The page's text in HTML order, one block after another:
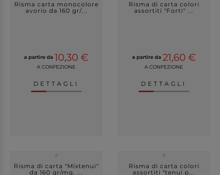
Risma carta monocolore
avorio da 160 gr/...
a partire da 10,30 €
A CONFEZIONE
DETTAGLI
Risma di carta colori
assortiti "Forti" ...
a partire da 21,60 €
A CONFEZIONE
DETTAGLI
Risma di carta "Mixtenui"
da 160 gr/mq, ...
Risma di carta colori
assortiti "tenui p...